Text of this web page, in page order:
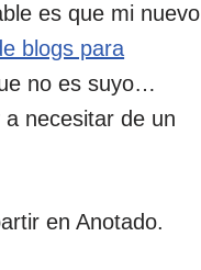
es que mi nuevo
blogs para
no es suyo…
necesitar de un
en Anotado.